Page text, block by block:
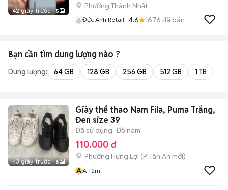
42 giây trước 5
Phường Thành Nhất
Đức Anh Retail 4.6 1676 đã bán
Bạn cần tìm dung lượng nào ?
Dung lượng: 64 GB 128 GB 256 GB 512 GB 1 TB
43 giây trước 6
Giày thể thao Nam Fila, Puma Trắng,
Đen size 39
Đã sử dụng Đồ nam
110.000 đ
Phường Hưng Lợi (P. Tân An mới)
AA Tâm